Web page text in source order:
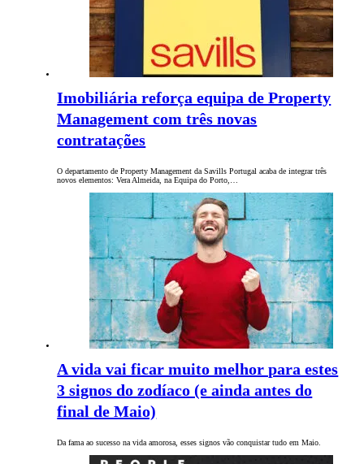
Imobiliária reforça equipa de Property
Management com três novas
contratações
O departamento de Property Management da Savills Portugal acaba de integrar três
novos elementos: Vera Almeida, na Equipa do Porto,…
A vida vai ficar muito melhor para estes
3 signos do zodíaco (e ainda antes do
final de Maio)
Da fama ao sucesso na vida amorosa, esses signos vão conquistar tudo em Maio.